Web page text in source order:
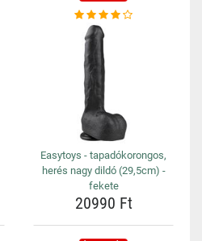
Easytoys - tapadókorongos,
herés nagy dildó (29,5cm) -
fekete
20990 Ft